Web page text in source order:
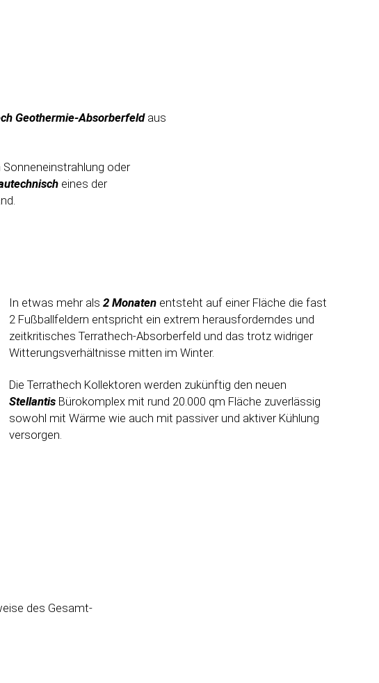
Geothermie-Absorberfeld aus
Sonneneinstrahlung oder
eines der
In etwas mehr als 2 Monaten entsteht auf einer Fläche die fast
2 Fußballfeldern entspricht ein extrem herausforderndes und
zeitkritisches Terrathech-Absorberfeld und das trotz widriger
Witterungsverhältnisse mitten im Winter.
Die Terrathech Kollektoren werden zukünftig den neuen
Stellantis Bürokomplex mit rund 20.000 qm Fläche zuverlässig
sowohl mit Wärme wie auch mit passiver und aktiver Kühlung
versorgen.
des Gesamt-